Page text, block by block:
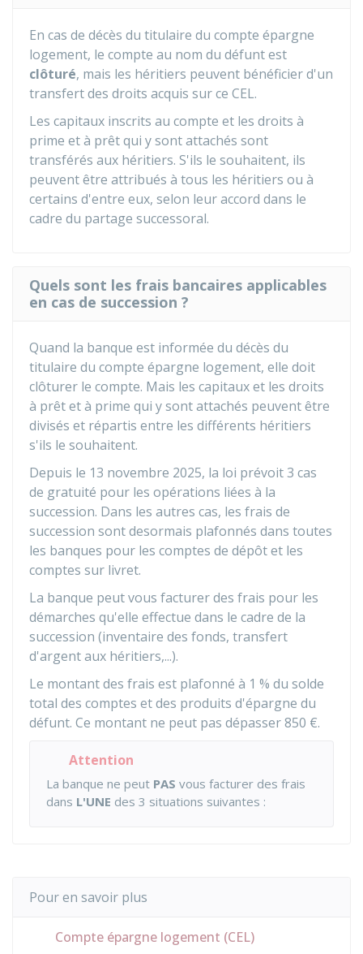
En cas de décès du titulaire du compte épargne
logement, le compte au nom du défunt est
clôturé, mais les héritiers peuvent bénéficier d'un
transfert des droits acquis sur ce CEL.
Les capitaux inscrits au compte et les droits à
prime et à prêt qui y sont attachés sont
transférés aux héritiers. S'ils le souhaitent, ils
peuvent être attribués à tous les héritiers ou à
certains d'entre eux, selon leur accord dans le
cadre du partage successoral.
Quels sont les frais bancaires applicables
en cas de succession ?
Quand la banque est informée du décès du
titulaire du compte épargne logement, elle doit
clôturer le compte. Mais les capitaux et les droits
à prêt et à prime qui y sont attachés peuvent être
divisés et répartis entre les différents héritiers
s'ils le souhaitent.
Depuis le 13 novembre 2025, la loi prévoit 3 cas
de gratuité pour les opérations liées à la
succession. Dans les autres cas, les frais de
succession sont desormais plafonnés dans toutes
les banques pour les comptes de dépôt et les
comptes sur livret.
La banque peut vous facturer des frais pour les
démarches qu'elle effectue dans le cadre de la
succession (inventaire des fonds, transfert
d'argent aux héritiers,...).
Le montant des frais est plafonné à 1 % du solde
total des comptes et des produits d'épargne du
défunt. Ce montant ne peut pas dépasser850 €.
Attention
La banque ne peut PAS vous facturer des frais
dans L'UNE des 3 situations suivantes :
Pour en savoir plus
Compte épargne logement (CEL)